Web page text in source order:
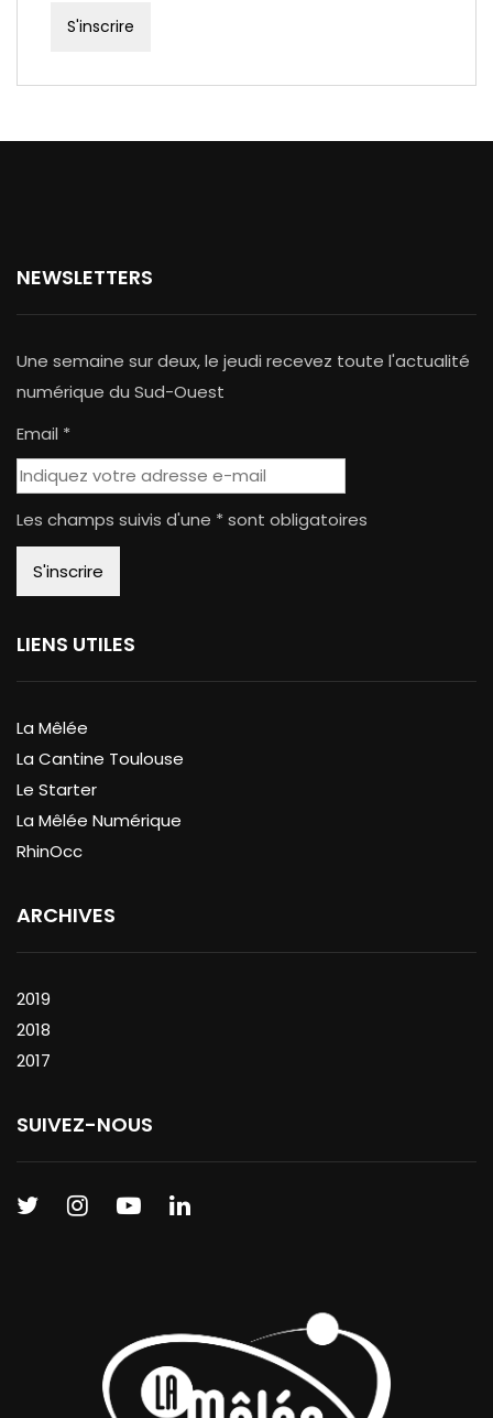
NEWSLETTERS
Une semaine sur deux, le jeudi recevez toute l'actualité
numérique du Sud-Ouest
Email *
Les champs suivis d'une * sont obligatoires
LIENS UTILES
La Mêlée
La Cantine Toulouse
Le Starter
La Mêlée Numérique
RhinOcc
ARCHIVES
2019
2018
2017
SUIVEZ-NOUS